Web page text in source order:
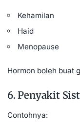
Kehamilan
Haid
Menopause
Hormon boleh buat
6. Penyakit
Contohnya: